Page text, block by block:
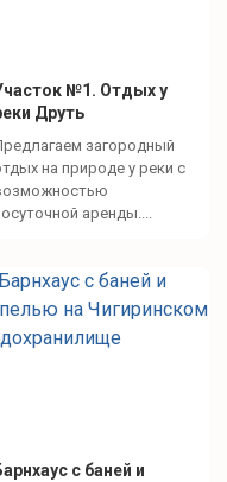
№1. Отдых у
Друть
загородный
на природе у реки с
аренды....
с баней и